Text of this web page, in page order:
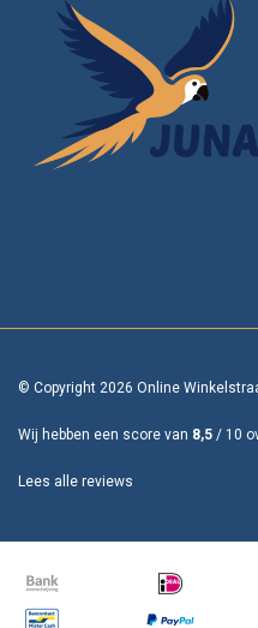
© Copyright 2026 Online
Wij hebben een score van 8,5 / 10
Lees alle reviews